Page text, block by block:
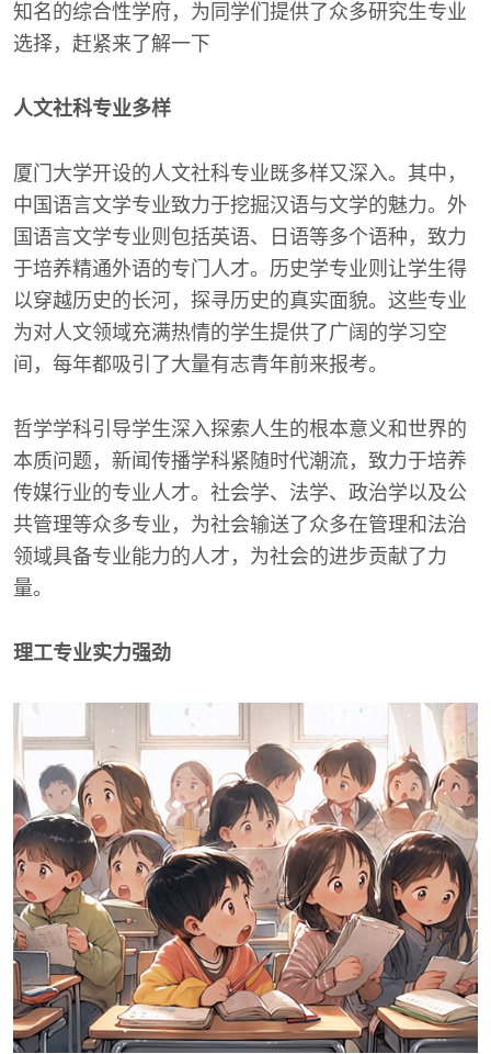
知名的综合性学府，为同学们提供了众多研究生专业
选择，赶紧来了解一下
人文社科专业多样
厦门大学开设的人文社科专业既多样又深入。其中，
中国语言文学专业致力于挖掘汉语与文学的魅力。外
国语言文学专业则包括英语、日语等多个语种，致力
于培养精通外语的专门人才。历史学专业则让学生得
以穿越历史的长河，探寻历史的真实面貌。这些专业
为对人文领域充满热情的学生提供了广阔的学习空
间，每年都吸引了大量有志青年前来报考。
哲学学科引导学生深入探索人生的根本意义和世界的
本质问题，新闻传播学科紧随时代潮流，致力于培养
传媒行业的专业人才。社会学、法学、政治学以及公
共管理等众多专业，为社会输送了众多在管理和法治
领域具备专业能力的人才，为社会的进步贡献了力
量。
理工专业实力强劲